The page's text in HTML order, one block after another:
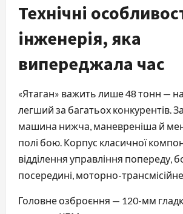
Технічні
інженерія, яка
випереджала час
«Ятаган» важить лише 48 тонн —
легший за багатьох конкурентів.
машина нижча, маневреніша й
полі бою. Корпус класичної
відділення управління попереду,
посередині, моторно-трансмісійне
Головне озброєння — 120-мм